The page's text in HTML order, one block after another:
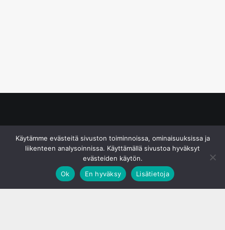
Käytämme evästeitä sivuston toiminnoissa, ominaisuuksissa ja
liikenteen analysoinnissa. Käyttämällä sivustoa hyväksyt
evästeiden käytön.
Ok
En hyväksy Lisätietoja